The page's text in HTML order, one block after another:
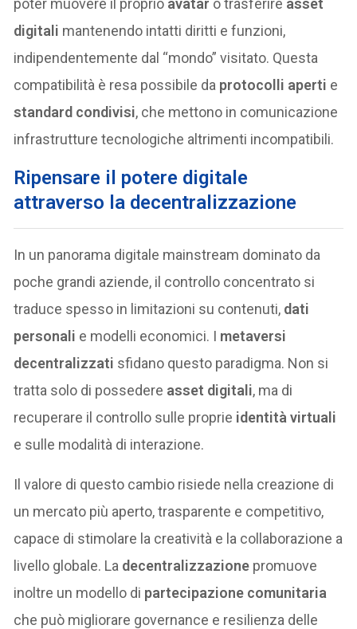
digitali mantenendo intatti diritti e funzioni,
indipendentemente dal “mondo” visitato. Questa
compatibilità è resa possibile da protocolli aperti e
standard condivisi, che mettono in comunicazione
infrastrutture tecnologiche altrimenti incompatibili.
Ripensare il potere digitale
attraverso la decentralizzazione
In un panorama digitale mainstream dominato da
poche grandi aziende, il controllo concentrato si
traduce spesso in limitazioni su contenuti, dati
personali e modelli economici. I metaversi
decentralizzati sfidano questo paradigma. Non si
tratta solo di possedere asset digitali, ma di
recuperare il controllo sulle proprie identità virtuali
e sulle modalità di interazione.
Il valore di questo cambio risiede nella creazione di
un mercato più aperto, trasparente e competitivo,
capace di stimolare la creatività e la collaborazione a
livello globale. La decentralizzazione promuove
inoltre un modello di partecipazione comunitaria
che può migliorare governance e resilienza delle